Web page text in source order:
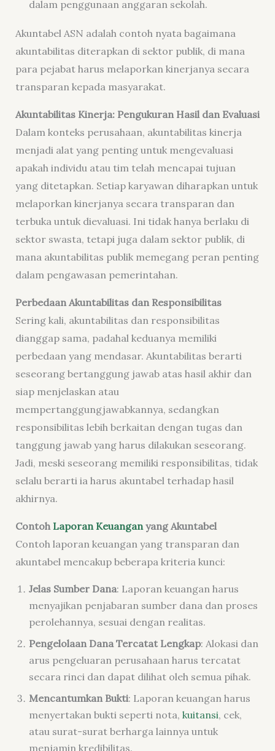
dalam penggunaan anggaran sekolah.
Akuntabel ASN adalah contoh nyata bagaimana
akuntabilitas diterapkan di sektor publik, di mana
para pejabat harus melaporkan kinerjanya secara
transparan kepada masyarakat.
Akuntabilitas Kinerja: Pengukuran Hasil dan Evaluasi
Dalam konteks perusahaan, akuntabilitas kinerja
menjadi alat yang penting untuk mengevaluasi
apakah individu atau tim telah mencapai tujuan
yang ditetapkan. Setiap karyawan diharapkan untuk
melaporkan kinerjanya secara transparan dan
terbuka untuk dievaluasi. Ini tidak hanya berlaku di
sektor swasta, tetapi juga dalam sektor publik, di
mana akuntabilitas publik memegang peran penting
dalam pengawasan pemerintahan.
Perbedaan Akuntabilitas dan Responsibilitas
Sering kali, akuntabilitas dan responsibilitas
dianggap sama, padahal keduanya memiliki
perbedaan yang mendasar. Akuntabilitas berarti
seseorang bertanggung jawab atas hasil akhir dan
siap menjelaskan atau
mempertanggungjawabkannya, sedangkan
responsibilitas lebih berkaitan dengan tugas dan
tanggung jawab yang harus dilakukan seseorang.
Jadi, meski seseorang memiliki responsibilitas, tidak
selalu berarti ia harus akuntabel terhadap hasil
akhirnya.
Contoh Laporan Keuanganyang Akuntabel
Contoh laporan keuangan yang transparan dan
akuntabel mencakup beberapa kriteria kunci:
Jelas Sumber Dana: Laporan keuangan harus
menyajikan penjabaran sumber dana dan proses
perolehannya, sesuai dengan realitas.
Pengelolaan Dana Tercatat Lengkap: Alokasi dan
arus pengeluaran perusahaan harus tercatat
secara rinci dan dapat dilihat oleh semua pihak.
Mencantumkan Bukti: Laporan keuangan harus
menyertakan bukti seperti nota, kuitansi, cek,
atau surat-surat berharga lainnya untuk
menjamin kredibilitas.